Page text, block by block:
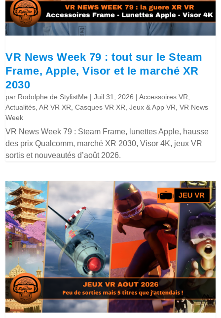
VR News Week 79 : tout sur le Steam
Frame, Apple, Visor et le marché XR
2030
par Rodolphe de StylistMe |Juil 31, 2026 |Accessoires VR
Actualités ,AR VR XR ,Casques VR XR ,Jeux & App VR ,VR News
Week
VR News Week 79 : Steam Frame, lunettes Apple, hausse
des prix Qualcomm, marché XR 2030, Visor 4K, jeux VR
sortis et nouveautés d’août 2026.